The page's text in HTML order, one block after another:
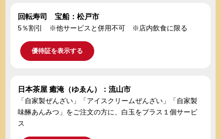
回転寿司 宝船：松戸市
5％割引 ※他サービスと併用不可 ※店内飲食に限る
優待証を表示する
日本茶屋 癒淹（ゆゑん）：流山市
「自家製ぜんざい」「アイスクリームぜんざい」「自家製
味醂あんみつ」をご注文の方に、白玉をプラス１個サービ
ス